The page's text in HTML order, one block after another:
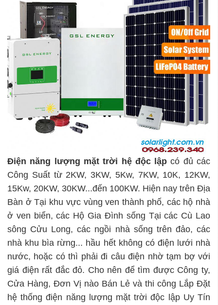
Điện năng lượng mặt trời hệ độc lậpcó đủ các
Công Suất từ 2KW, 3KW, 5Kw, 7KW, 10K, 12KW,
15Kw, 20KW, 30KW...đến 100KW. Hiện nay trên Địa
Bàn ở Tại khu vực vùng ven thành phố, các hộ nhà
ở ven biển, các Hộ Gia Đình sống Tại các Cù Lao
sông Cửu Long, các ngồi nhà sống trên đảo, các
nhà khu bìa rừng... hầu hết không có điện lưới nhà
nước, hoặc có thì phải đi câu điện nhờ tạm bợ với
giá điện rất đắc đỏ. Cho nên để tìm được Công ty,
Cửa Hàng, Đơn Vị nào Bán Lẻ và thi công Lắp Đặt
hệ thống điện năng lượng mặt trời độc lập Uy Tín